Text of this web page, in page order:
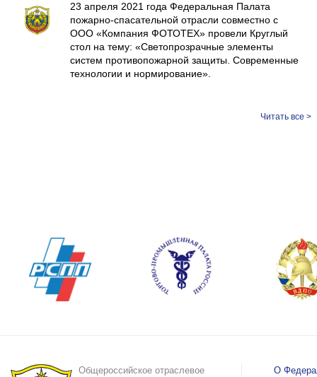
23 апреля 2021 года Федеральная Палата
пожарно-спасательной отрасли совместно с
ООО «Компания ФОТОТЕХ» провели Круглый
стол на тему: «Светопрозрачные элементы
систем противопожарной защиты. Современные
технологии и нормирование».
Читать все >
Общероссийское отраслевое
О